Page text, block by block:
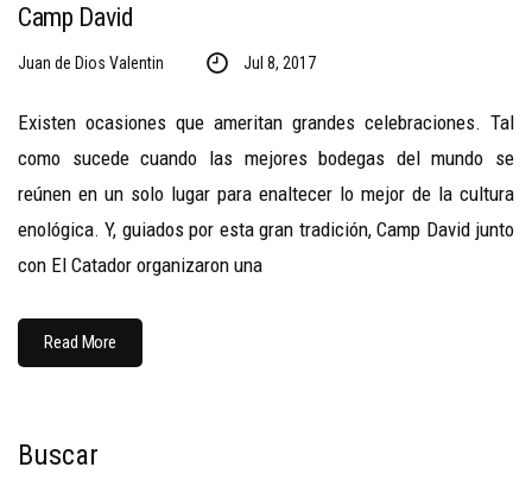
Camp David
Juan de Dios Valentin Jul 8, 2017
Existen ocasiones que ameritan grandes celebraciones. Tal
como sucede cuando las mejores bodegas del mundo se
reúnen en un solo lugar para enaltecer lo mejor de la cultura
enológica. Y, guiados por esta gran tradición, Camp David junto
con El Catador organizaron una
Read More
Buscar